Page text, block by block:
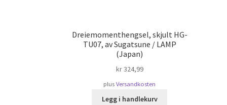
Dreiemomenthengsel, skjult HG-
TU07, av Sugatsune / LAMP
(Japan)
kr324,99
plusVersandkosten
Legg i handlekurv